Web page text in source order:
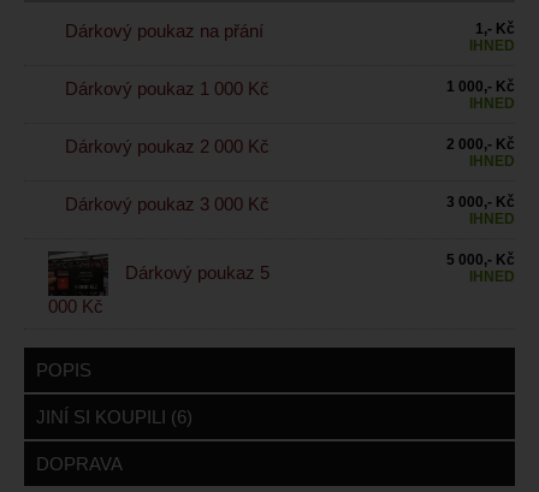
Dárkový poukaz na přání
1,- Kč
IHNED
Dárkový poukaz 1 000 Kč
1 000,- Kč
IHNED
Dárkový poukaz 2 000 Kč
2 000,- Kč
IHNED
Dárkový poukaz 3 000 Kč
3 000,- Kč
IHNED
Dárkový poukaz 5
000 Kč
5 000,- Kč
IHNED
POPIS
JINÍ SI KOUPILI (6)
DOPRAVA